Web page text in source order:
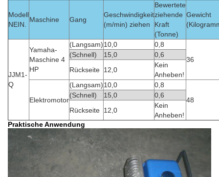
Modell
NEIN.
Maschine Gang
Geschwindigkeit
(m/min) ziehen
Bewertete
ziehende
Kraft
(Tonne)
Gewicht
JJM1-
Q
Yamaha-
Maschine 4
HP
(Langsam)10,0
0,8
36
(Schnell) 15,0
0,6
Rückseite 12,0
Kein
Anheben!
Elektromotor
(Langsam)10,0
0,8
48
(Schnell) 15,0
0,6
Rückseite 12,0
Kein
Anheben!
Praktische Anwendung